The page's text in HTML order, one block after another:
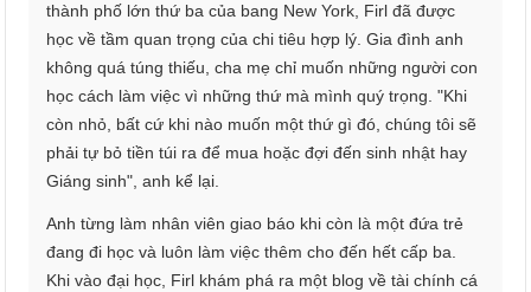
thành phố lớn thứ ba của bang New York, Firl đã được
học về tầm quan trọng của chi tiêu hợp lý. Gia đình anh
không quá túng thiếu, cha mẹ chỉ muốn những người con
học cách làm việc vì những thứ mà mình quý trọng. "Khi
còn nhỏ, bất cứ khi nào muốn một thứ gì đó, chúng tôi sẽ
phải tự bỏ tiền túi ra để mua hoặc đợi đến sinh nhật hay
Giáng sinh", anh kể lại.
Anh từng làm nhân viên giao báo khi còn là một đứa trẻ
đang đi học và luôn làm việc thêm cho đến hết cấp ba.
Khi vào đại học, Firl khám phá ra một blog về tài chính cá